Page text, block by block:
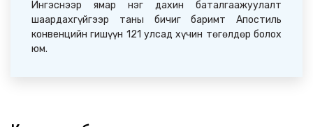
Ингэснээр ямар нэг дахин баталгаажуулалт
шаардахгүйгээр таны бичиг баримт Апостиль
конвенцийн гишүүн 121 улсад хүчин төгөлдөр болох
юм.